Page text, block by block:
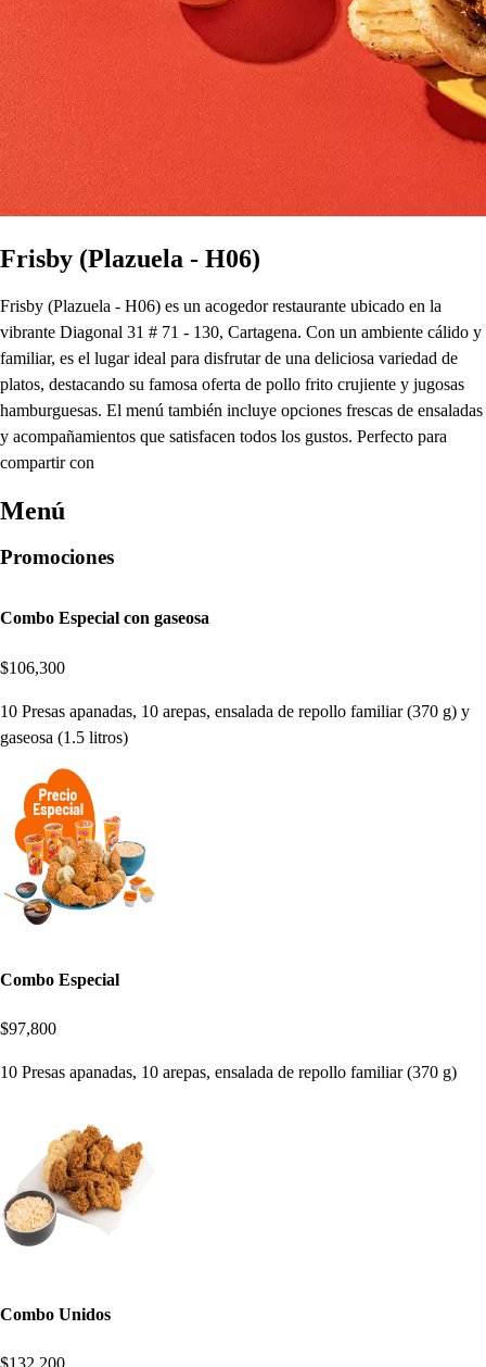
Frisby (Plazuela - H06)
Frisby (Plazuela - H06) es un acogedor restaurante ubicado en la
vibrante Diagonal 31 # 71 - 130, Cartagena. Con un ambiente cálido y
familiar, es el lugar ideal para disfrutar de una deliciosa variedad de
platos, destacando su famosa oferta de pollo frito crujiente y jugosas
hamburguesas. El menú también incluye opciones frescas de ensaladas
y acompañamientos que satisfacen todos los gustos. Perfecto para
compartir con
Menú
Promociones
Combo Especial con gaseosa
$106,300
10 Presas apanadas, 10 arepas, ensalada de repollo familiar (370 g) y
gaseosa (1.5 litros)
Combo Especial
$97,800
10 Presas apanadas, 10 arepas, ensalada de repollo familiar (370 g)
Combo Unidos